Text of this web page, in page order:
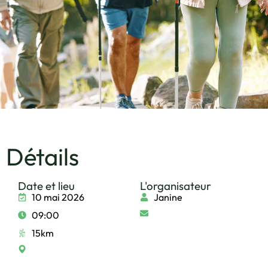
Détails
Date et lieu
10 mai 2026
09:00
15km
L'organisateur
Janine